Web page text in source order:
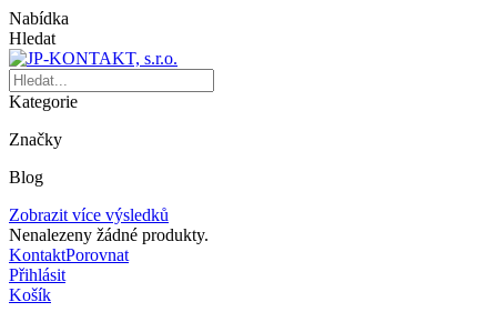
Nabídka
Hledat
Kategorie
Značky
Blog
Zobrazit více výsledků
Nenalezeny žádné produkty.
KontaktPorovnat
Přihlásit
Košík